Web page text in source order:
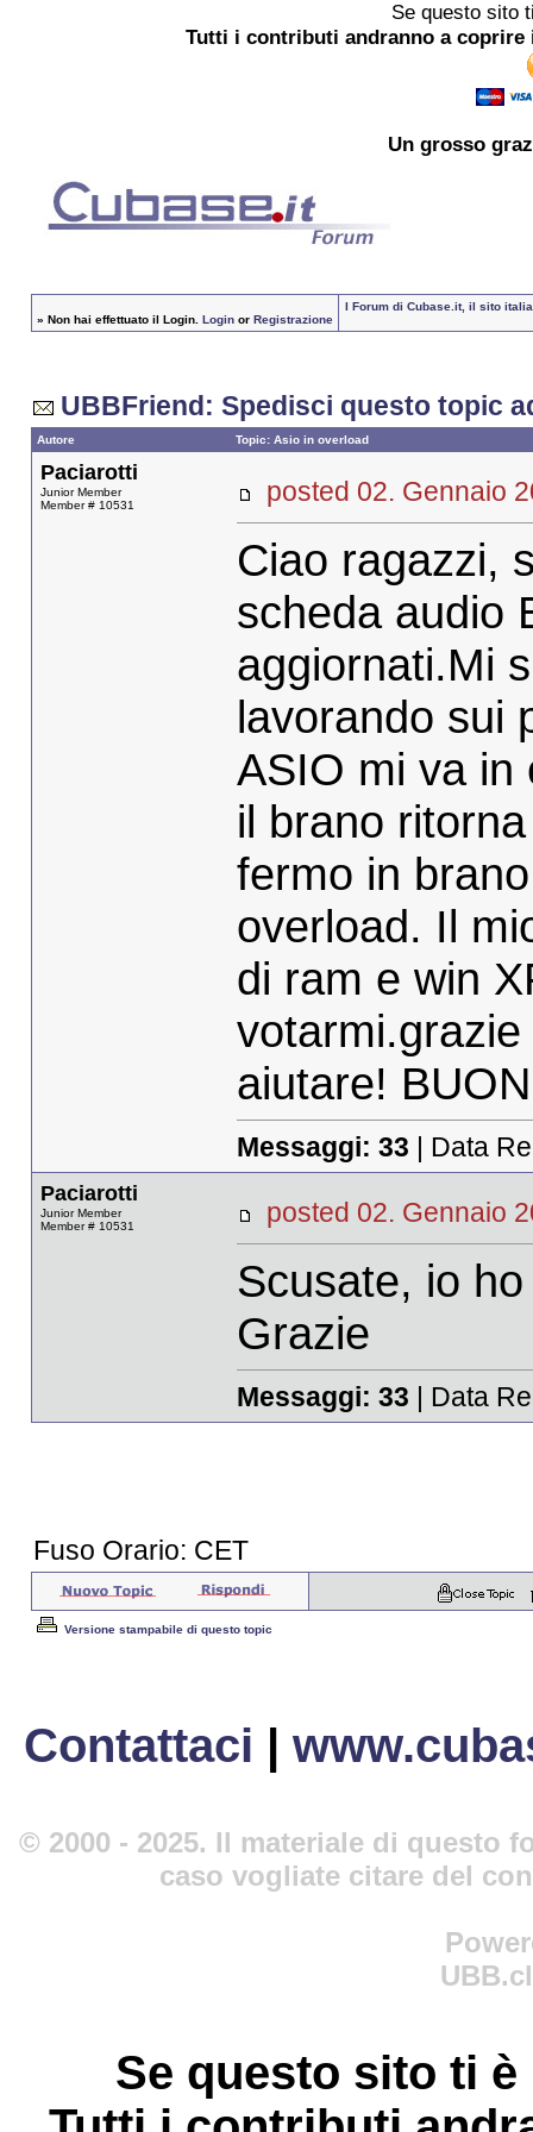
Se questo sito
Tutti i contributi andranno a
Un grosso
» Non hai effettuato il Login. Loginor Registrazione
I Forum di Cubase.it, il sito
UBBFriend: Spedisci questo topic
Autore Topic: Asio in overload
Paciarotti
Junior Member
Member # 10531
posted 02.
Ciao ragazzi,
scheda audio
aggiornati.Mi
lavorando sui
ASIO mi va in
il brano
fermo in
overload. Il
di ram e win
aiutare!
Messaggi: 33 | Data
Paciarotti
Junior Member
Member # 10531
posted 02.
Scusate, io
Grazie
Messaggi: 33 | Data
Fuso Orario: CET
Versione stampabile di questo topic
Contattaci |
© 2000 - 2025. Il materiale di questo
caso vogliate citare del
Se questo sito ti